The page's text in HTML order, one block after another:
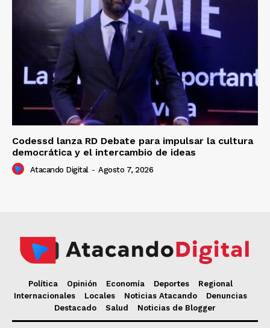
Codessd lanza RD Debate para impulsar la cultura
democrática y el intercambio de ideas
Atacando Digital - Agosto 7, 2026
Política Opinión Economía Deportes
Regional
Internacionales
Locales Noticias Atacando
Denuncias
Destacado
Salud Noticias de Blogger